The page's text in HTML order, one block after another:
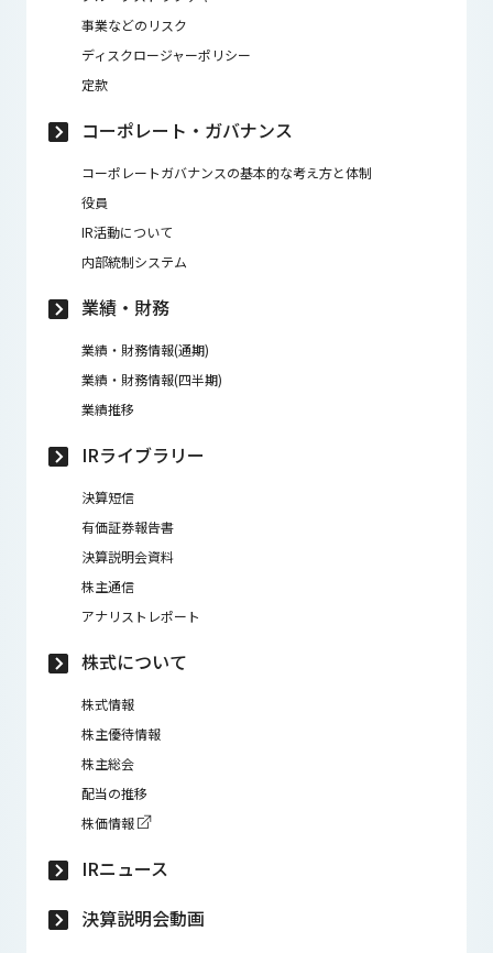
事業などのリスク
ディスクロージャーポリシー
定款
コーポレート・ガバナンス
コーポレートガバナンスの基本的な考え方と体制
役員
IR活動について
内部統制システム
業績・財務
業績・財務情報(通期)
業績・財務情報(四半期)
業績推移
IRライブラリー
決算短信
有価証券報告書
決算説明会資料
株主通信
アナリストレポート
株式について
株式情報
株主優待情報
株主総会
配当の推移
株価情報
IRニュース
決算説明会動画